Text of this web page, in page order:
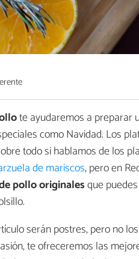
te ayudaremos a preparar
como Navidad. Los
todo si hablamos de los
de mariscos, pero en
pollo originalesque
serán postres, pero no
te ofreceremos las